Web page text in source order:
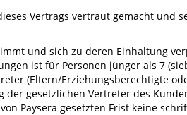
Vertrags vertraut gemacht und
und sich zu deren Einhaltung
ist für Personen jünger als 7
(Eltern/Erziehungsberechtigte
der gesetzlichen Vertreter des
Paysera gesetzten Frist keine